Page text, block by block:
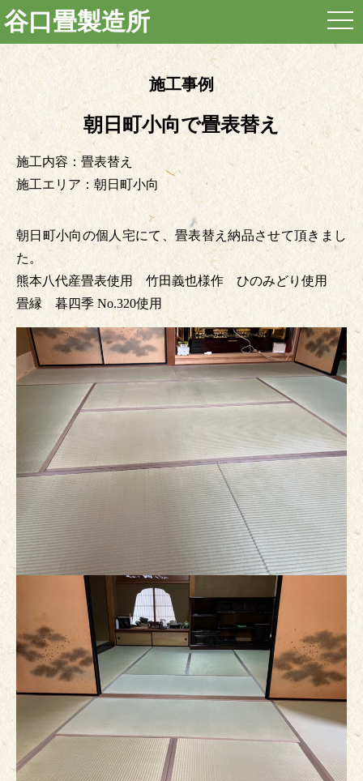
谷口畳製造所
施工事例
朝日町小向で畳表替え
施工内容：畳表替え
施工エリア：朝日町小向
朝日町小向の個人宅にて、畳表替え納品させて頂きまし
た。
熊本八代産畳表使用 竹田義也様作 ひのみどり使用
畳縁 暮四季 No.320使用